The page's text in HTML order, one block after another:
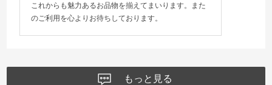
これからも魅力あるお品物を揃えてまいります。また
のご利用を心よりお待ちしております。
もっと見る